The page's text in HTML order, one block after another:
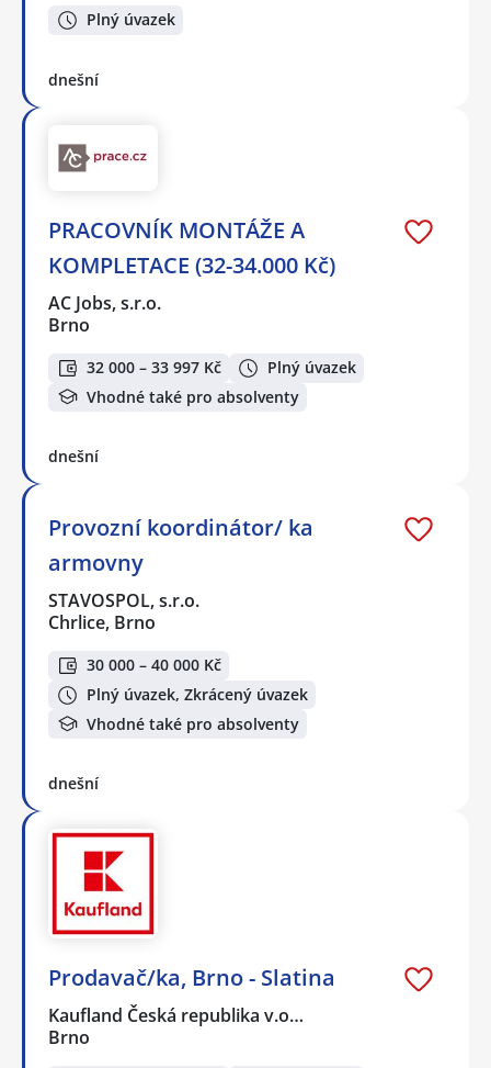
Plný úvazek
dnešní
PRACOVNÍK MONTÁŽE A
KOMPLETACE (32-34.000 Kč)
AC Jobs, s.r.o.
Brno
32 000 – 33 997 Kč
Plný úvazek
Vhodné také pro absolventy
dnešní
Provozní koordinátor/ ka
armovny
STAVOSPOL, s.r.o.
Chrlice, Brno
30 000 – 40 000 Kč
Plný úvazek, Zkrácený úvazek
Vhodné také pro absolventy
dnešní
Prodavač/ka, Brno - Slatina
Kaufland Česká republika v.o…
Brno